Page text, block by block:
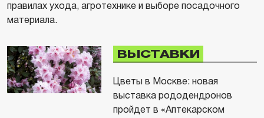
правилах ухода, агротехнике и выборе посадочного
материала.
ВЫСТАВКИ
Цветы в Москве: новая
выставка рододендронов
пройдет в «Аптекарском